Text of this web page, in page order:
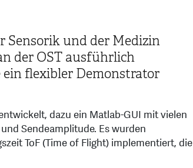
Sensorik und der Medizin
der OST ausführlich
flexibler Demonstrator
dazu ein Matlab-GUI mit vielen
Sendeamplitude. Es wurden
ToF (Time of Flight) implementiert, die